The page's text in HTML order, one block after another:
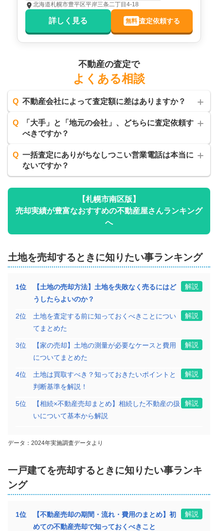
800
北海道札幌市南区簾舞二条二丁目
築年数:30年
土地面積:
600万円
北海道札幌市南区川沿十七条一丁目
階数:2階 築年数:45年
建物面積:126㎡
万円
北海道札幌市南区石山三条六丁目
建物面積:109㎡ 土地面積:226㎡
500万円 2025年12月
北海道札幌市南区豊滝一丁目
建物面積: 144 ㎡ 土地面積: 242 ㎡
400 万円
北海道札幌市南区藤野五条四丁目
建物面積:90㎡
1,300万円
階数:2 階 築年数:32年
北海道札幌市豊平区平岸三条二丁目4-18
詳しく見る 無料 査定依頼する
不動産の査定で
よくある相談
Q 不動産会社によって査定額に差はありますか？
Q
「大手」と「地元の会社」、どちらに査定依頼す
べきですか？
Q 一括査定にありがちなしつこい営業電話は本当に
ないですか？
【札幌市南区版】
売却実績が豊富なおすすめの不動産屋さんランキング
へ
土地を売却するときに知りたい事ランキング
1位
【土地の売却方法】土地を失敗なく売るにはど
うしたらよいのか？
解説
2位
土地を査定する前に知っておくべきことについ
てまとめた
解説
3位
【家の売却】土地の測量が必要なケースと費用
についてまとめた
解説
4位
土地は買取すべき？知っておきたいポイントと
判断基準を解説！
解説
5位
【相続×不動産売却まとめ】相続した不動産の扱
いについて基本から解説
解説
データ：2024年実施調査データより
一戸建てを売却するときに知りたい事ランキ
ング
1位
【不動産売却の期間・流れ・費用のまとめ】初
めての不動産売却で知っておくべきこと
解説